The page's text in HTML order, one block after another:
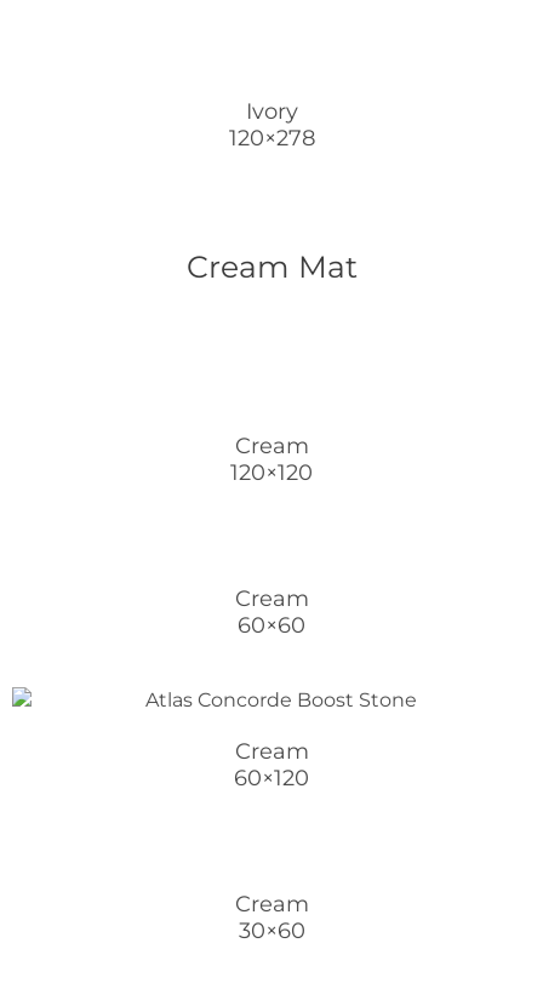
Ivory
120×278
Cream Mat
Cream
120×120
Cream
60×60
Cream
60×120
Cream
30×60